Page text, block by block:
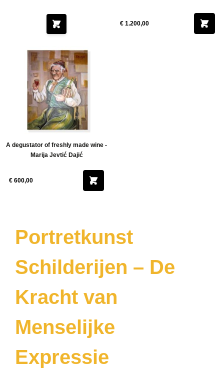
€ 1.200,00
A degustator of freshly made wine -
Marija Jevtić Dajić
€ 600,00
Portretkunst
Schilderijen – De
Kracht van
Menselijke
Expressie